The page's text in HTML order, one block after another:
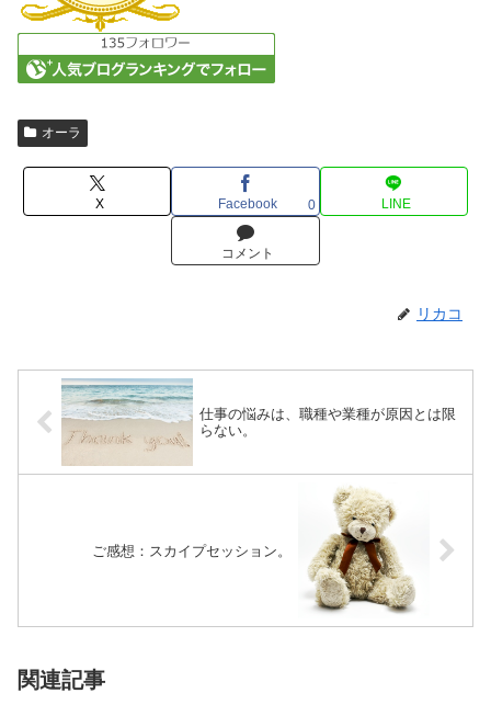
オーラ
X Facebook 0 LINE
コメント
リカコ
仕事の悩みは、職種や業種が原因とは限
らない。
ご感想：スカイプセッション。
関連記事